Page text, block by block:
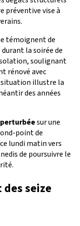
préventive vise à
témoignent de
la soirée de
soulignant
rénové avec
illustre la
des années
sur une
point de
lundi matin vers
de poursuivre le
seize